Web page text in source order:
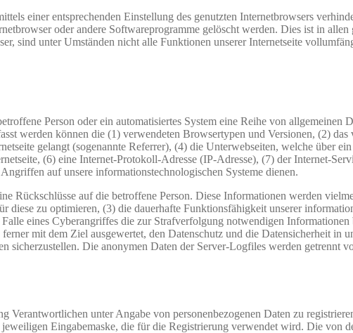
einer entsprechenden Einstellung des genutzten Internetbrowsers
oder andere Softwareprogramme gelöscht werden. Dies ist in
sind unter Umständen nicht alle Funktionen unserer Internetseite
Person oder ein automatisiertes System eine Reihe von allgemeinen
werden können die (1) verwendeten Browsertypen und Versionen, (2)
gelangt (sogenannte Referrer), (4) die Unterwebseiten, welche über
(6) eine Internet-Protokoll-Adresse (IP-Adresse), (7) der Internet-
auf unsere informationstechnologischen Systeme dienen.
Rückschlüsse auf die betroffene Person. Diese Informationen werden
zu optimieren, (3) die dauerhafte Funktionsfähigkeit unserer
eines Cyberangriffes die zur Strafverfolgung notwendigen Informationen
mit dem Ziel ausgewertet, den Datenschutz und die Datensicherheit in
sicherzustellen. Die anonymen Daten der Server-Logfiles werden getrennt
unter Angabe von personenbezogenen Daten zu
Eingabemaske, die für die Registrierung verwendet wird. Die von